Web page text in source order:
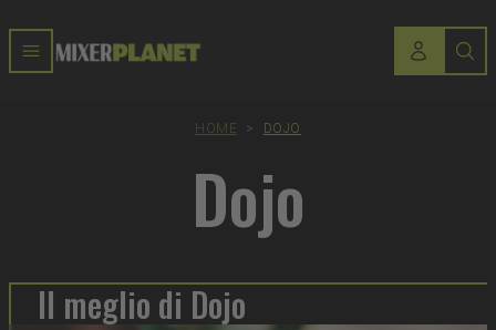
HOME > DOJO
Dojo
Il meglio di Dojo